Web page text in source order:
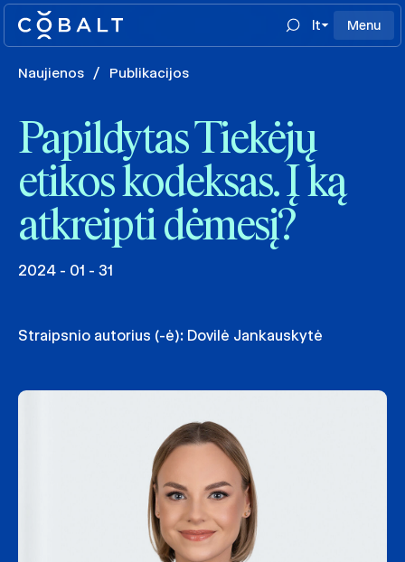
lt Menu
Naujienos / Publikacijos
Papildytas Tiekėjų
etikos kodeksas. Į ką
atkreipti dėmesį?
2024 - 01 - 31
Straipsnio autorius (-ė): Dovilė Jankauskytė